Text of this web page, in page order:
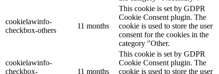
cookielawinfo-
checkbox-others
11 months
This cookie is set by GDPR
Cookie Consent plugin. The
cookie is used to store the user
consent for the cookies in the
category "Other.
cookielawinfo-
checkbox-
11 months
This cookie is set by GDPR
Cookie Consent plugin. The
cookie is used to store the user